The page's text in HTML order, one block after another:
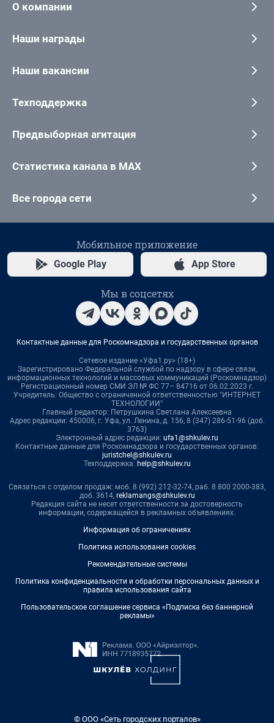
О компании
Наши награды
Наши вакансии
Техподдержка
Предвыборная агитация
Статистика канала в MAX
Все города сети
Мобильное приложение
Google Play App Store
Мы в соцсетях
Контактные данные для Роскомнадзора и государственных органов
Сетевое издание «Уфа1.ру» (18+)
Зарегистрировано Федеральной службой по надзору в сфере связи,
информационных технологий и массовых коммуникаций (Роскомнадзор)
Регистрационный номер СМИ ЭЛ № ФС 77– 84716 от 06.02.2023 г.
Учредитель: Общество с ограниченной ответственностью "ИНТЕРНЕТ
ТЕХНОЛОГИИ"
Главный редактор: Петрушкина Светлана Алексеевна
Адрес редакции: 450006, г. Уфа, ул. Ленина, д. 156, 8 (347) 286-51-96 (доб.
3763)
Электронный адрес редакции: ufa1@shkulev.ru
Контактные данные для Роскомнадзора и государственных органов:
juristchel@shkulev.ru
Техподдержка: help@shkulev.ru
Связаться с отделом продаж: моб. 8 (992) 212-32-74, раб. 8 800 2000-383,
доб. 3614, reklamangs@shkulev.ru
Редакция сайта не несет ответственности за достоверность
информации, содержащейся в рекламных объявлениях.
Информация об ограничениях
Политика использования cookies
Рекомендательные системы
Политика конфиденциальности и обработки персональных данных и
правила использования сайта
Пользовательское соглашение сервиса «Подписка без баннерной
рекламы»
© ООО «Сеть городских порталов»